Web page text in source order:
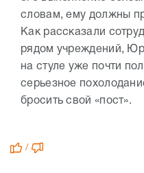
словам, ему должны
Как рассказали
рядом учреждений,
на стуле уже почти
серьезное
бросить свой «пост».
/